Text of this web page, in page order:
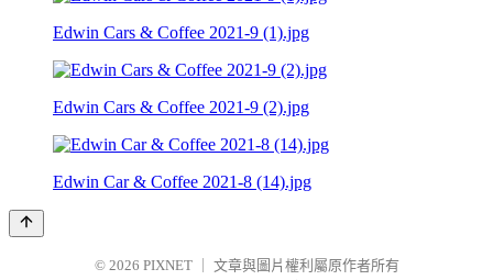
Edwin Cars & Coffee 2021-9 (1).jpg
Edwin Cars & Coffee 2021-9 (2).jpg
Edwin Car & Coffee 2021-8 (14).jpg
© 2026 PIXNET
文章與圖片權利屬原作者所有